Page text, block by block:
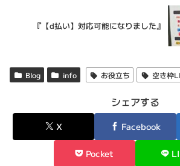
『【d払い】対応可能になりました』
Blog info お役立ち 空き枠
シェアする
X Facebook
Pocket